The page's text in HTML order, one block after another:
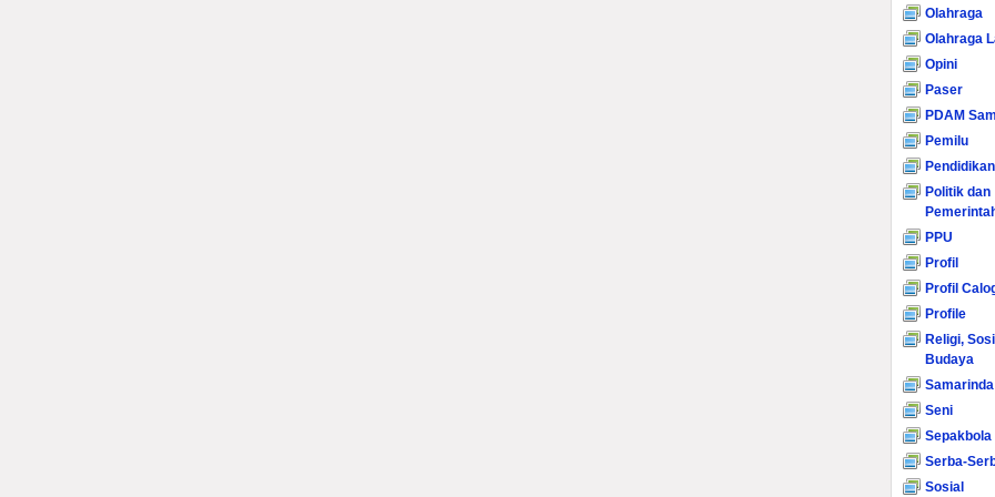
Olahraga
Olahraga
Opini
Paser
PDAM
Pemilu
Pendidikan
Politik dan
PPU
Profil
Profil
Profile
Religi,
Budaya
Samarinda
Seni
Sepakbola
Serba-
Sosial